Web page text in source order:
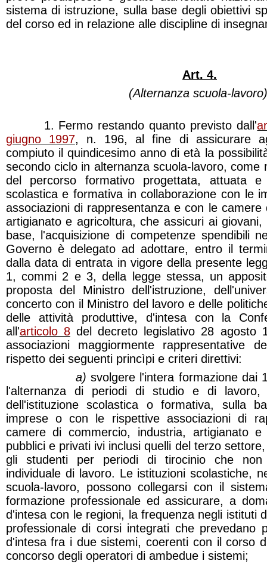
sistema di istruzione, sulla base degli obiettivi
del corso ed in relazione alle discipline di
Art. 4.
(Alternanza scuola-
1. Fermo restando quanto previsto dall'
giugno 1997, n. 196, al fine di assicurare
compiuto il quindicesimo anno di età la
secondo ciclo in alternanza scuola-lavoro, come
del percorso formativo progettata, attuata e
scolastica e formativa in collaborazione con le
associazioni di rappresentanza e con le
artigianato e agricoltura, che assicuri ai
base, l'acquisizione di competenze spendibili
Governo è delegato ad adottare, entro il
dalla data di entrata in vigore della presente
1, commi 2 e 3, della legge stessa, un
proposta del Ministro dell'istruzione,
concerto con il Ministro del lavoro e delle
delle attività produttive, d'intesa con la
all'articolo 8del decreto legislativo 28 agosto
associazioni maggiormente rappresentative
rispetto dei seguenti princìpi e criteri direttivi:
a) svolgere l'intera formazione dai
l'alternanza di periodi di studio e di lavoro,
dell'istituzione scolastica o formativa, sulla
imprese o con le rispettive associazioni di
camere di commercio, industria, artigianato
pubblici e privati ivi inclusi quelli del terzo
gli studenti per periodi di tirocinio che non
individuale di lavoro. Le istituzioni scolastiche,
scuola-lavoro, possono collegarsi con il
formazione professionale ed assicurare, a
d'intesa con le regioni, la frequenza negli istituti
professionale di corsi integrati che prevedano
d'intesa fra i due sistemi, coerenti con il corso
concorso degli operatori di ambedue i sistemi;